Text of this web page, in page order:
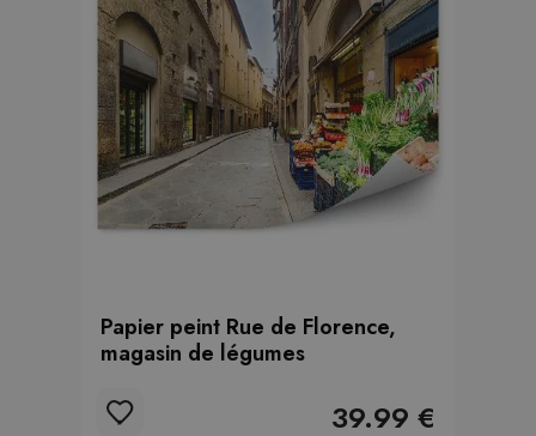
Papier peint Rue de Florence,
magasin de légumes
39.99 €